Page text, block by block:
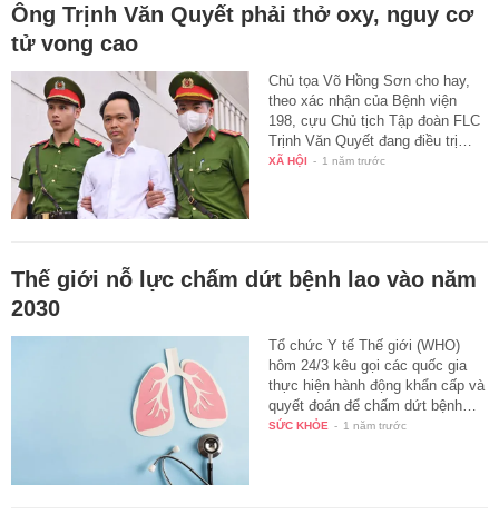
Ông Trịnh Văn Quyết phải thở oxy, nguy cơ
tử vong cao
Chủ tọa Võ Hồng Sơn cho hay,
theo xác nhận của Bệnh viện
198, cựu Chủ tịch Tập đoàn FLC
Trịnh Văn Quyết đang điều trị…
XÃ HỘI - 1 năm trước
Thế giới nỗ lực chấm dứt bệnh lao vào năm
2030
Tổ chức Y tế Thế giới (WHO)
hôm 24/3 kêu gọi các quốc gia
thực hiện hành động khẩn cấp và
quyết đoán để chấm dứt bệnh…
SỨC KHỎE - 1 năm trước